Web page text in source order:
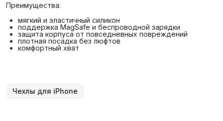
Преимущества:
мягкий и эластичный силикон
поддержка MagSafe и беспроводной зарядки
защита корпуса от повседневных повреждений
плотная посадка без люфтов
комфортный хват
Чехлы для iPhone